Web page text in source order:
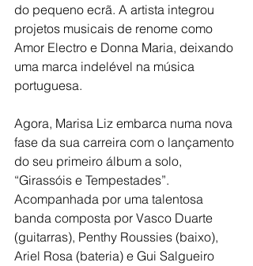
do pequeno ecrã. A artista integrou
projetos musicais de renome como
Amor Electro e Donna Maria, deixando
uma marca indelével na música
portuguesa.
Agora, Marisa Liz embarca numa nova
fase da sua carreira com o lançamento
do seu primeiro álbum a solo,
“Girassóis e Tempestades”.
Acompanhada por uma talentosa
banda composta por Vasco Duarte
(guitarras), Penthy Roussies (baixo),
Ariel Rosa (bateria) e Gui Salgueiro